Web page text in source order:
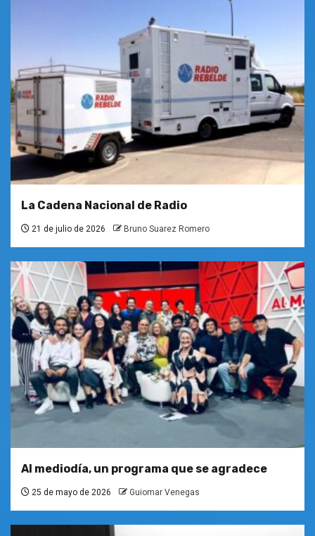
La Cadena Nacional de Radio
21 de julio de 2026 Bruno Suarez Romero
Al mediodía, un programa que se agradece
25 de mayo de 2026 Guiomar Venegas